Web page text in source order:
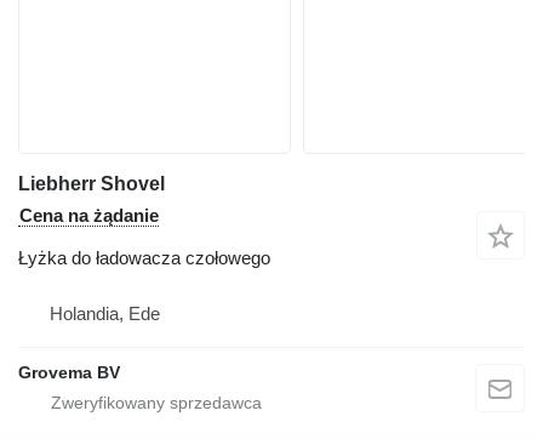
Liebherr Shovel
Cena na żądanie
Łyżka do ładowacza czołowego
Holandia, Ede
Grovema BV